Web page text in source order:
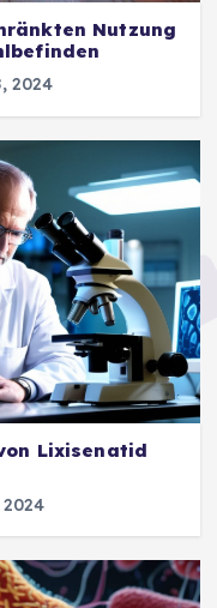
Nutzung
2024
Lixisenatid